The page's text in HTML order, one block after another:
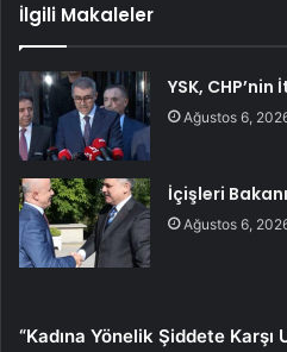
İlgili Makaleler
YSK,
Ağustos 6,
İçişleri
Ağustos 6,
“Kadına Yönelik Şiddete